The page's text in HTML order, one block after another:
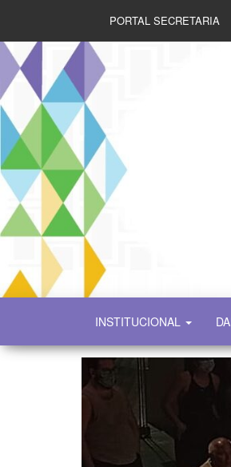
PORTAL SECRETARIA
SECULT
INSTITUCIONAL